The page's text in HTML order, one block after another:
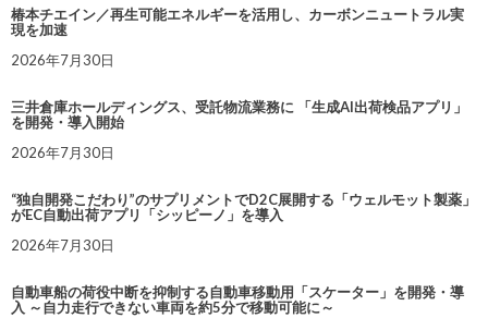
椿本チエイン／再生可能エネルギーを活用し、カーボンニュートラル実
現を加速
2026年7月30日
三井倉庫ホールディングス、受託物流業務に 「生成AI出荷検品アプリ」
を開発・導入開始
2026年7月30日
“独自開発こだわり”のサプリメントでD2C展開する「ウェルモット製薬」
がEC自動出荷アプリ「シッピーノ」を導入
2026年7月30日
自動車船の荷役中断を抑制する自動車移動用「スケーター」を開発・導
入 ～自力走行できない車両を約5分で移動可能に～